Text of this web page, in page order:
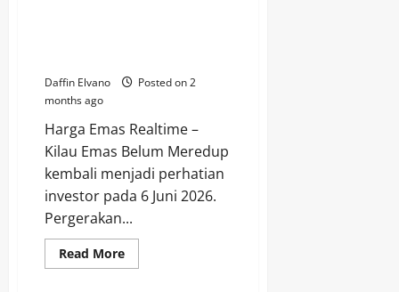
Daffin Elvano
Posted on 2
months ago
Harga Emas Realtime –
Kilau Emas Belum Meredup
kembali menjadi perhatian
investor pada 6 Juni 2026.
Pergerakan...
Read MoreRead
more